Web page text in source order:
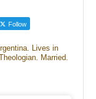
Follow
Lives in
Married.